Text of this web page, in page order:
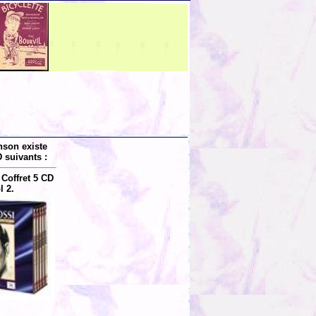
existe
suivants :
5 CD
2.